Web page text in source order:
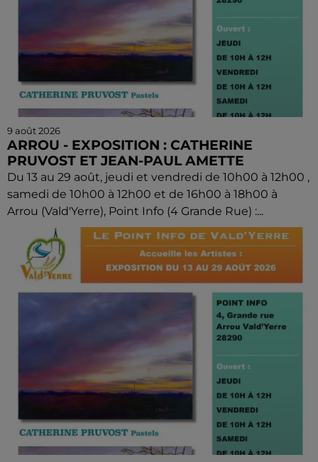
9 août 2026
ARROU - EXPOSITION : CATHERINE
PRUVOST ET JEAN-PAUL AMETTE
Du 13 au 29 août, jeudi et vendredi de 10h00 à 12h00 ,
samedi de 10h00 à 12h00 et de 16h00 à 18h00 à
Arrou (Vald'Yerre), Point Info (4 Grande Rue) :...